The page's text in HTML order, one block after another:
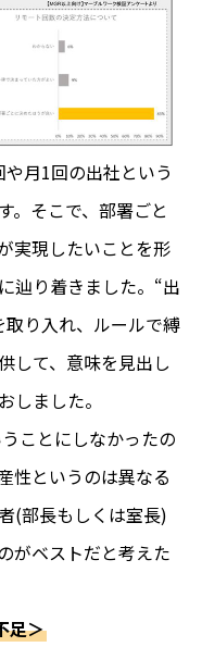
月1回の出社という
。そこで、部署ごと
実現したいことを形
辿り着きました。“出
り入れ、ルールで縛
して、意味を見出し
しました。
ことにしなかったの
性というのは異なる
(部長もしくは室長)
がベストだと考えた
足＞